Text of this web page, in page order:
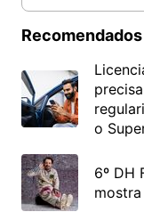
Recomendados
o
6º DH